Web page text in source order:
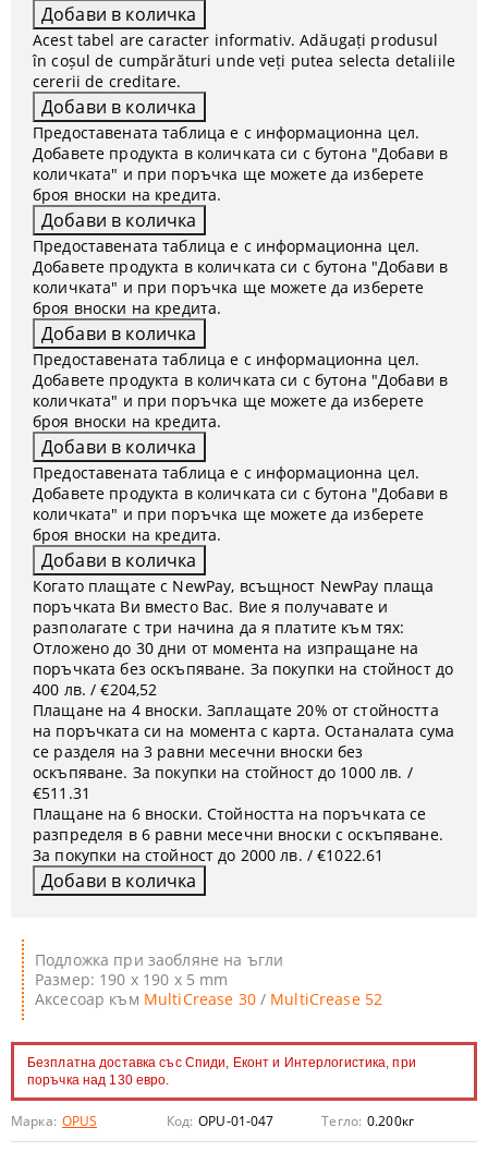
Подложка при заобляне на ъгли
Размер: 190 х 190 х 5 mm
Аксесоар към MultiCrease 30/ MultiCrease 52
Безплатна доставка със Спиди, Еконт и Интерлогистика, при
поръчка над 130 евро.
Марка: OPUS Код: OPU-01-047 Тегло: 0.200кг
Acest tabel are caracter informativ. Adăugați produsul
în coșul de cumpărături unde veți putea selecta detaliile
cererii de creditare.
Предоставената таблица е с информационна цел.
Добавете продукта в количката си с бутона "Добави в
количката" и при поръчка ще можете да изберете
броя вноски на кредита.
Предоставената таблица е с информационна цел.
Добавете продукта в количката си с бутона "Добави в
количката" и при поръчка ще можете да изберете
броя вноски на кредита.
Предоставената таблица е с информационна цел.
Добавете продукта в количката си с бутона "Добави в
количката" и при поръчка ще можете да изберете
броя вноски на кредита.
Предоставената таблица е с информационна цел.
Добавете продукта в количката си с бутона "Добави в
количката" и при поръчка ще можете да изберете
броя вноски на кредита.
Когато плащате с NewPay, всъщност NewPay плаща
поръчката Ви вместо Вас. Вие я получавате и
разполагате с три начина да я платите към тях:
Отложено до 30 дни от момента на изпращане на
поръчката без оскъпяване. За покупки на стойност до
400 лв. / €204,52
Плащане на 4 вноски. Заплащате 20% от стойността
на поръчката си на момента с карта. Останалата сума
се разделя на 3 равни месечни вноски без
оскъпяване. За покупки на стойност до 1000 лв. /
€511.31
Плащане на 6 вноски. Стойността на поръчката се
разпределя в 6 равни месечни вноски с оскъпяване.
За покупки на стойност до 2000 лв. / €1022.61